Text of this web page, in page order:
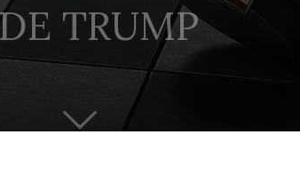
TRUMP